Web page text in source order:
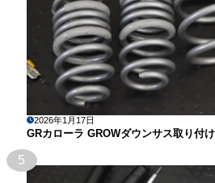
2026年1月17日
GRカローラ GROWダウンサス取り付
5